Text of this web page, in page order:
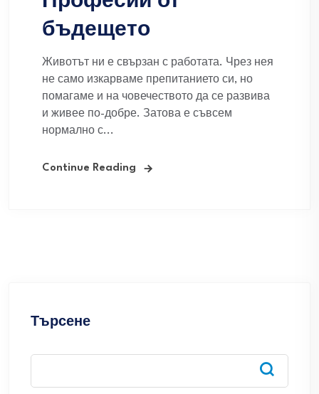
бъдещето
Животът ни е свързан с работата. Чрез нея
не само изкарваме препитанието си, но
помагаме и на човечеството да се развива
и живее по-добре. Затова е съвсем
нормално с...
Continue Reading
Търсене